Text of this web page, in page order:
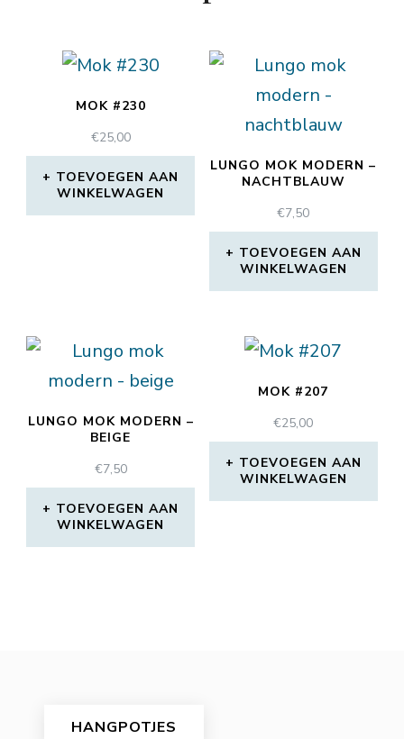
MOK #230
€25,00
TOEVOEGEN AAN
WINKELWAGEN
LUNGO MOK MODERN –
NACHTBLAUW
€7,50
TOEVOEGEN AAN
WINKELWAGEN
LUNGO MOK MODERN –
BEIGE
€7,50
TOEVOEGEN AAN
WINKELWAGEN
MOK #207
€25,00
TOEVOEGEN AAN
WINKELWAGEN
HANGPOTJES